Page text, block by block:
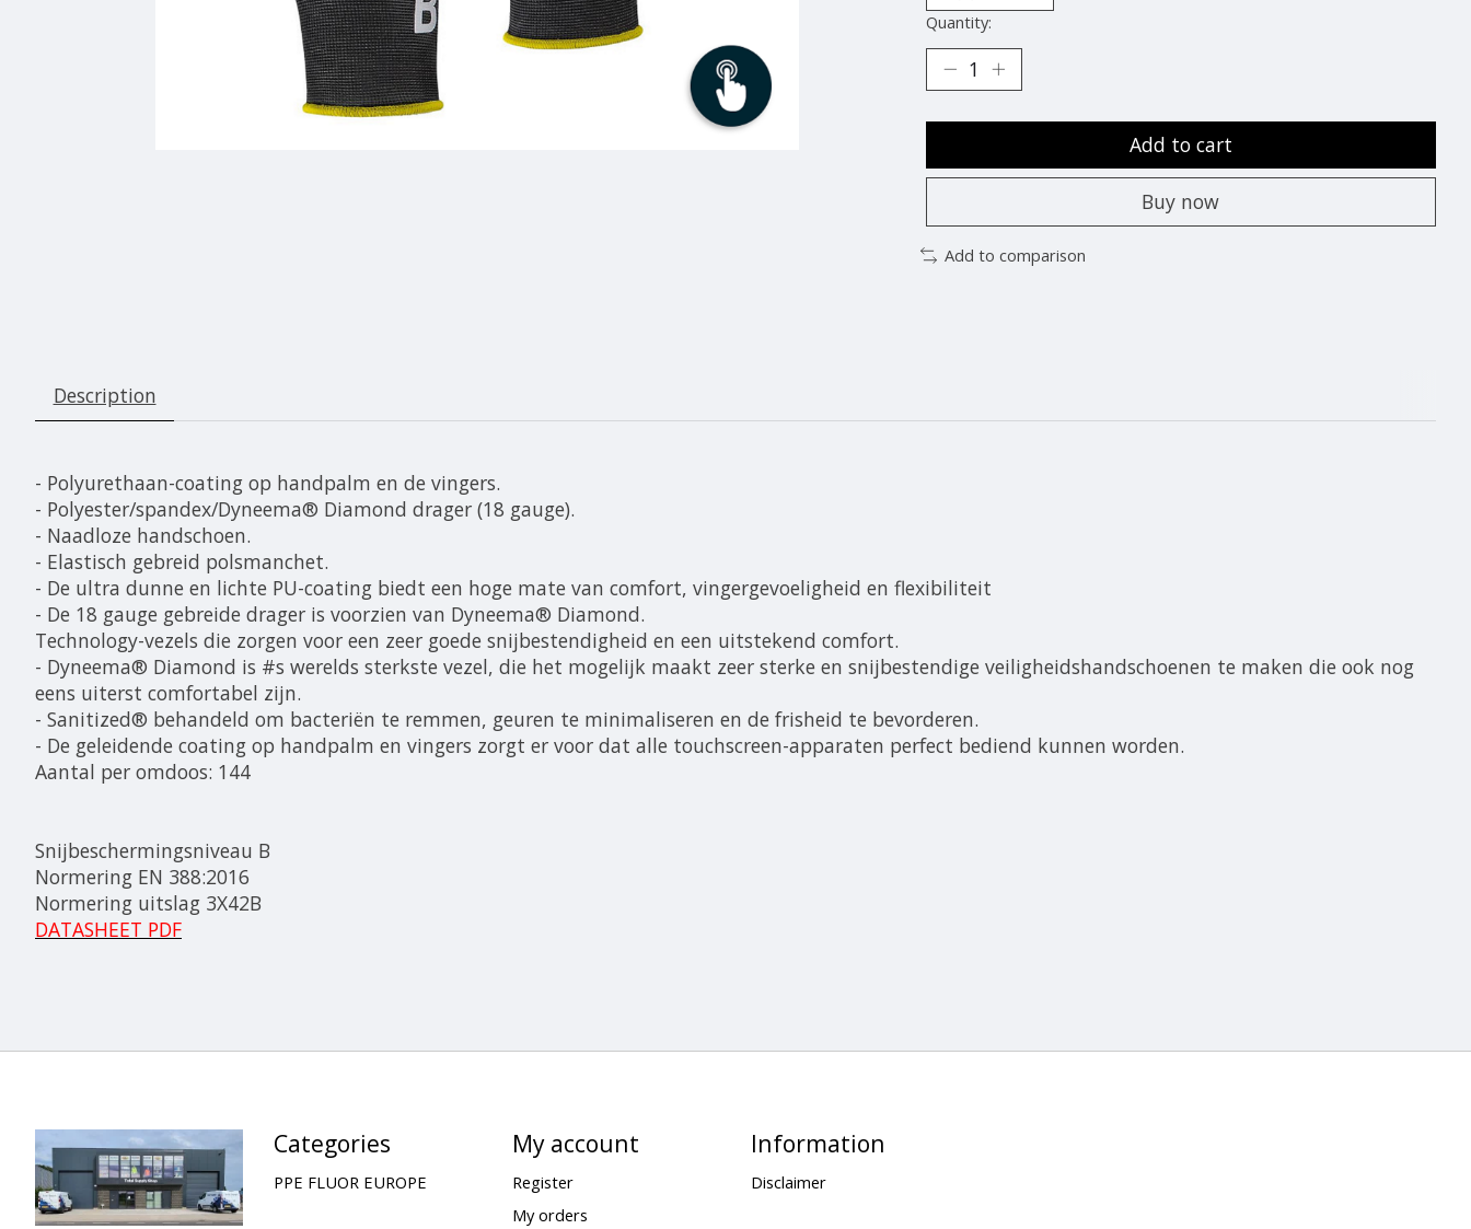
Quantity:
Add to cart
Buy now
Add to comparison
Description
- Polyurethaan-coating op handpalm en de vingers.
- Polyester/spandex/Dyneema® Diamond drager (18 gauge).
- Naadloze handschoen.
- Elastisch gebreid polsmanchet.
- De ultra dunne en lichte PU-coating biedt een hoge mate van comfort, vingergevoeligheid en flexibiliteit
- De 18 gauge gebreide drager is voorzien van Dyneema® Diamond.
Technology-vezels die zorgen voor een zeer goede snijbestendigheid en een uitstekend comfort.
- Dyneema® Diamond is #s werelds sterkste vezel, die het mogelijk maakt zeer sterke en snijbestendige veiligheidshandschoenen te maken die ook nog
eens uiterst comfortabel zijn.
- Sanitized® behandeld om bacteriën te remmen, geuren te minimaliseren en de frisheid te bevorderen.
- De geleidende coating op handpalm en vingers zorgt er voor dat alle touchscreen-apparaten perfect bediend kunnen worden.
Aantal per omdoos: 144
Snijbeschermingsniveau B
Normering EN 388:2016
Normering uitslag 3X42B
DATASHEET PDF
Categories
PPE FLUOR EUROPE
My account
Register
My orders
Information
Disclaimer